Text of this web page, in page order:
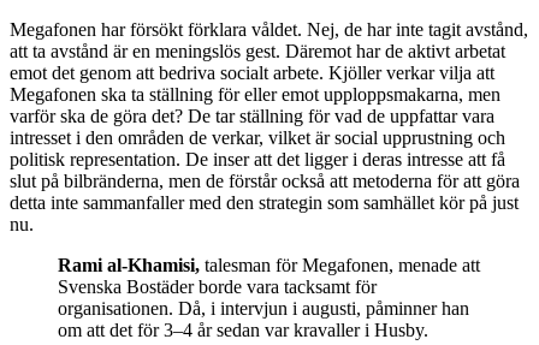
Megafonen har försökt förklara våldet. Nej, de har inte tagit avstånd,
att ta avstånd är en meningslös gest. Däremot har de aktivt arbetat
emot det genom att bedriva socialt arbete. Kjöller verkar vilja att
Megafonen ska ta ställning för eller emot upploppsmakarna, men
varför ska de göra det? De tar ställning för vad de uppfattar vara
intresset i den områden de verkar, vilket är social upprustning och
politisk representation. De inser att det ligger i deras intresse att få
slut på bilbränderna, men de förstår också att metoderna för att göra
detta inte sammanfaller med den strategin som samhället kör på just
nu.
Rami al-Khamisi, talesman för Megafonen, menade att
Svenska Bostäder borde vara tacksamt för
organisationen. Då, i intervjun i augusti, påminner han
om att det för 3–4 år sedan var kravaller i Husby.